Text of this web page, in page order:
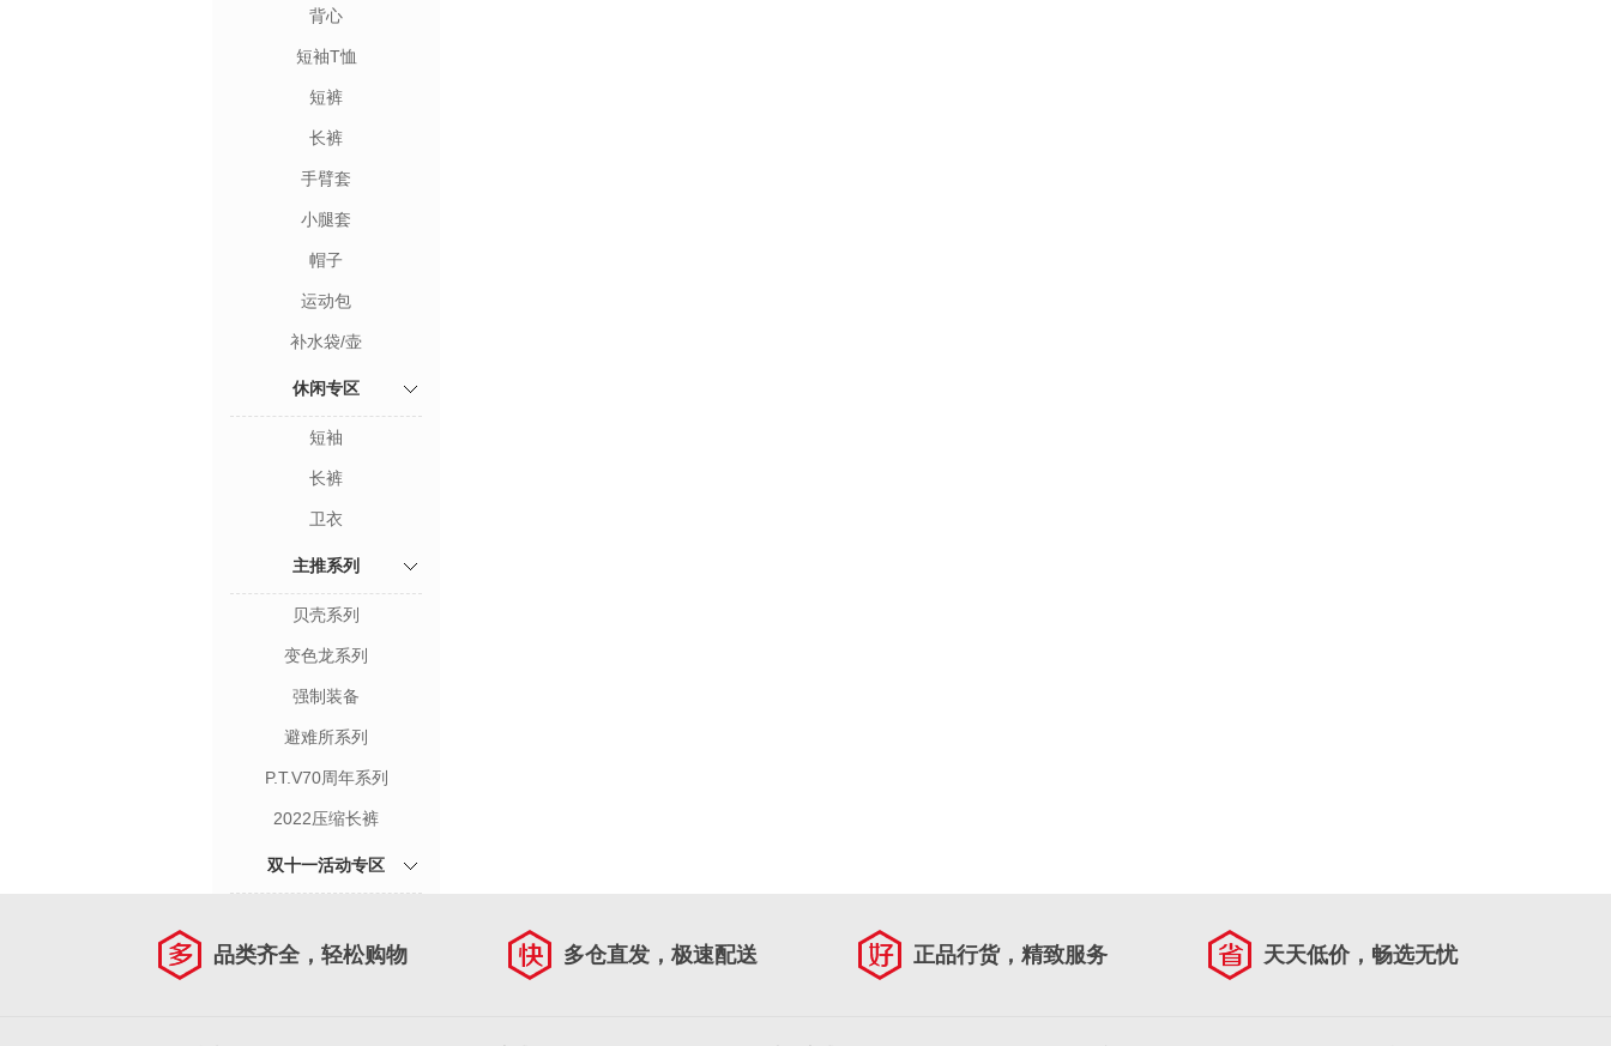
背心
短袖T恤
短裤
长裤
手臂套
小腿套
帽子
运动包
补水袋/壶
休闲专区
短袖
长裤
卫衣
主推系列
贝壳系列
变色龙系列
强制装备
避难所系列
P.T.V70周年系列
2022压缩长裤
双十一活动专区
品类齐全，轻松购物 多仓直发，极速配送 正品行货，精致服务 天天低价，畅选无忧